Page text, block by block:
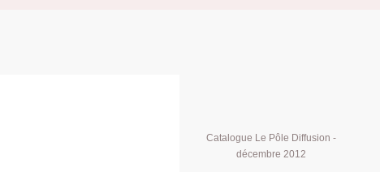
Catalogue Le Pôle Diffusion -
décembre 2012